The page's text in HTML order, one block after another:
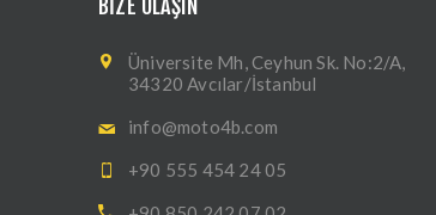
BIZE ULAŞIN
Üniversite Mh, Ceyhun Sk. No:2/A,
34320 Avcılar/İstanbul
info@moto4b.com
+90 555 454 24 05